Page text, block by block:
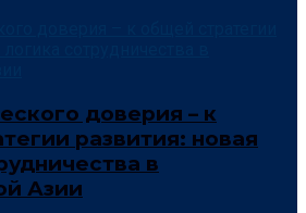
доверия – к
развития: новая
в
Азии